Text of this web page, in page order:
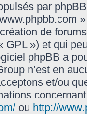
par
de
GPL ») et qui
phpBB a
n’est en
et/ou
ou http://